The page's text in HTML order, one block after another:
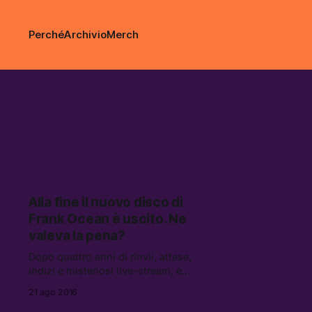
PerchéArchivioMerch
Alla fine il nuovo disco di
Frank Ocean è uscito. Ne
valeva la pena?
Dopo quattro anni di rinvii, attese,
indizi e misteriosi live-stream, è
Ocean, l’esempio perfetto di come
21 ago 2016